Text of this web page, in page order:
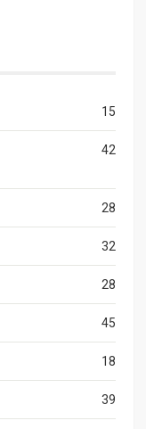
15
42
28
32
28
45
18
39